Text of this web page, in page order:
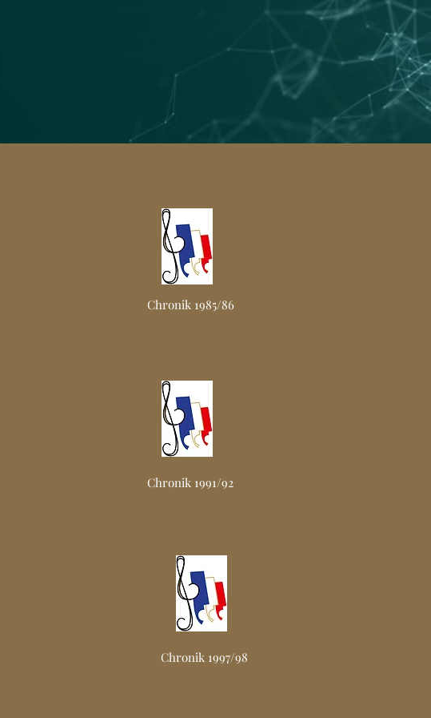
Chronik 1985/86
Chronik 1991/92
Chronik 1997/98